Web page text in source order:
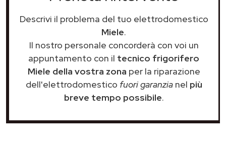
Descrivi il problema del tuo elettrodomestico
Miele.
Il nostro personale concorderà con voi un
appuntamento con il tecnico frigorifero
Miele della vostra zona per la riparazione
dell'elettrodomestico fuori garanzianel più
breve tempo possibile.